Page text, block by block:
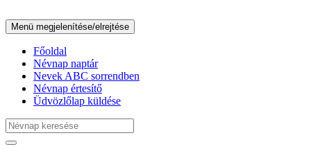
Menü megjelenítése/elrejtése
Főoldal
Névnap naptár
Nevek ABC sorrendben
Névnap értesítő
Üdvözlőlap küldése